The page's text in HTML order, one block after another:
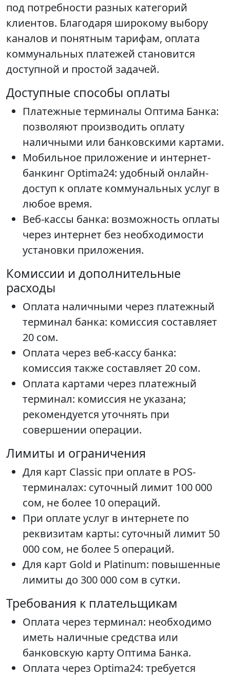
под потребности разных категорий
клиентов. Благодаря широкому выбору
каналов и понятным тарифам, оплата
коммунальных платежей становится
доступной и простой задачей.
Доступные способы оплаты
Платежные терминалы Оптима Банка:
позволяют производить оплату
наличными или банковскими картами.
Мобильное приложение и интернет-
банкинг Optima24: удобный онлайн-
доступ к оплате коммунальных услуг в
любое время.
Веб-кассы банка: возможность оплаты
через интернет без необходимости
установки приложения.
Комиссии и дополнительные
расходы
Оплата наличными через платежный
терминал банка: комиссия составляет
20 сом.
Оплата через веб-кассу банка:
комиссия также составляет 20 сом.
Оплата картами через платежный
терминал: комиссия не указана;
рекомендуется уточнять при
совершении операции.
Лимиты и ограничения
Для карт Classic при оплате в POS-
терминалах: суточный лимит 100 000
сом, не более 10 операций.
При оплате услуг в интернете по
реквизитам карты: суточный лимит 50
000 сом, не более 5 операций.
Для карт Gold и Platinum: повышенные
лимиты до 300 000 сом в сутки.
Требования к плательщикам
Оплата через терминал: необходимо
иметь наличные средства или
банковскую карту Оптима Банка.
Оплата через Optima24: требуется